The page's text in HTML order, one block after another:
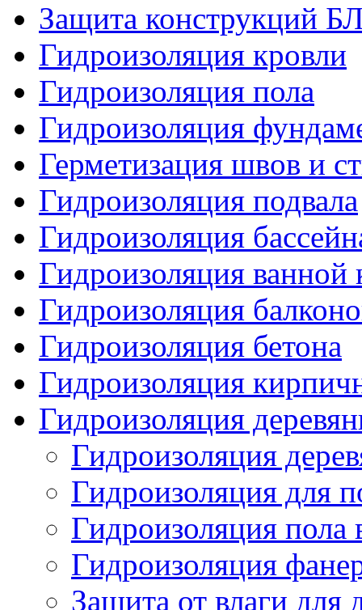
Защита конструкций
Гидроизоляция кровли
Гидроизоляция пола
Гидроизоляция
Герметизация швов и
Гидроизоляция подвала
Гидроизоляция
Гидроизоляция ванной
Гидроизоляция
Гидроизоляция бетона
Гидроизоляция
Гидроизоляция
Гидроизоляция
Гидроизоляция для
Гидроизоляция
Гидроизоляция
Защита от влаги для